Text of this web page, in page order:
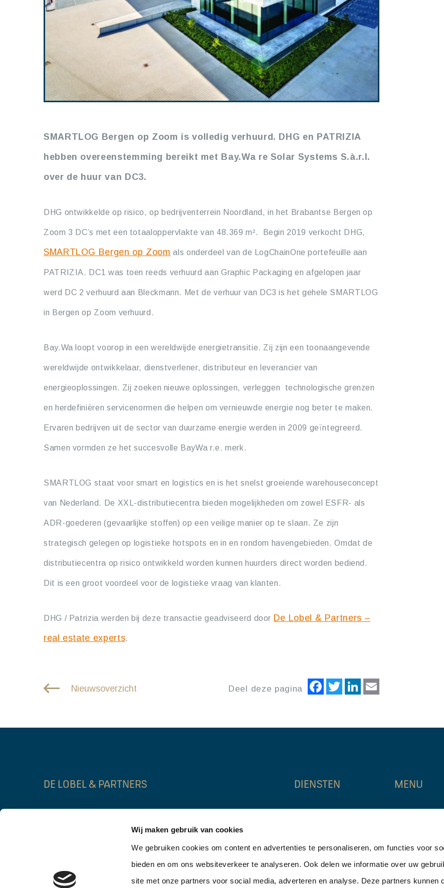
Wij maken gebruik van cookies
We gebruiken cookies om content en advertenties te personaliseren, om functies voor
bieden en om ons websiteverkeer te analyseren. Ook delen we informatie over uw
site met onze partners voor social media, adverteren en analyse. Deze partners kunnen
SMARTLOG Bergen op Zoom is volledig verhuurd. DHG en PATRIZIA
hebben overeenstemming bereikt met Bay.Wa re Solar Systems S.à.r.l.
over de huur van DC3.
DHG ontwikkelde op risico, op bedrijventerrein Noordland, in het Brabantse Bergen op
Zoom 3 DC’s met een totaaloppervlakte van 48.369 m². Begin 2019 verkocht DHG,
SMARTLOG Bergen op Zoom als onderdeel van de LogChainOne portefeuille aan
PATRIZIA. DC1 was toen reeds verhuurd aan Graphic Packaging en afgelopen jaar
werd DC 2 verhuurd aan Bleckmann. Met de verhuur van DC3 is het gehele SMARTLOG
in Bergen op Zoom verhuurd.
Bay.Wa loopt voorop in een wereldwijde energietransitie. Zij zijn een toonaangevende
wereldwijde ontwikkelaar, dienstverlener, distributeur en leverancier van
energieoplossingen. Zij zoeken nieuwe oplossingen, verleggen technologische grenzen
en herdefiniëren servicenormen die helpen om vernieuwde energie nog beter te maken.
Ervaren bedrijven uit de sector van duurzame energie werden in 2009 geïntegreerd.
Samen vormden ze het succesvolle BayWa r.e. merk.
SMARTLOG staat voor smart en logistics en is het snelst groeiende warehouseconcept
van Nederland. De XXL-distributiecentra bieden mogelijkheden om zowel ESFR- als
ADR-goederen (gevaarlijke stoffen) op een veilige manier op te slaan. Ze zijn
strategisch gelegen op logistieke hotspots en in en rondom havengebieden. Omdat de
distributiecentra op risico ontwikkeld worden kunnen huurders direct worden bediend.
Dit is een groot voordeel voor de logistieke vraag van klanten.
DHG / Patrizia werden bij deze transactie geadviseerd door De Lobel & Partners –
real estate experts.
Deel deze pagina FacebookTwitterLinkedIn
Nieuwsoverzicht
DE LOBEL & PARTNERS
info@delobelpartners.nl
3014 DA Rotterdam
010 – 302 90 05
info@delobelpartners.nl
DIENSTEN
valuation & advice
MENU